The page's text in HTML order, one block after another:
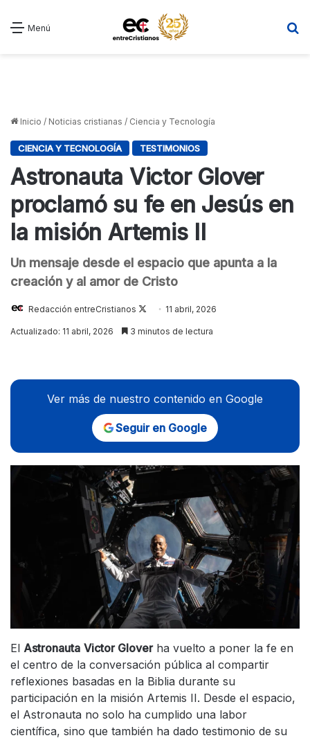
Menú
Inicio / Noticias cristianas / Ciencia y Tecnología
CIENCIA Y TECNOLOGÍA TESTIMONIOS
Astronauta Victor Glover
proclamó su fe en Jesús en
la misión Artemis II
Un mensaje desde el espacio que apunta a la
creación y al amor de Cristo
Redacción entreCristianos
Follow11 abril, 2026
Actualizado: 11 abril, 2026 3 minutos de lectura
Ver más de nuestro contenido en Google
Seguir en Google
El Astronauta Victor Gloverha vuelto a poner la fe en
el centro de la conversación pública al compartir
reflexiones basadas en la Biblia durante su
participación en la misión Artemis II. Desde el espacio,
el Astronauta no solo ha cumplido una labor
científica, sino que también ha dado testimonio de su